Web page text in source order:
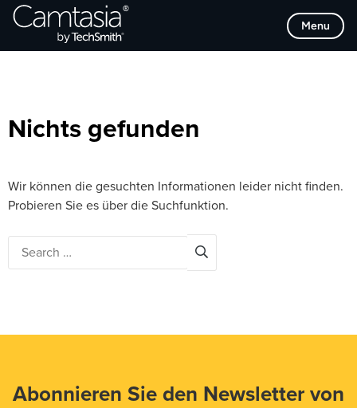
Direkt
zum
Menu
Browse Categories
Nichts gefunden
Wir können die gesuchten Informationen leider nicht finden.
Probieren Sie es über die Suchfunktion.
Abonnieren Sie den Newsletter von